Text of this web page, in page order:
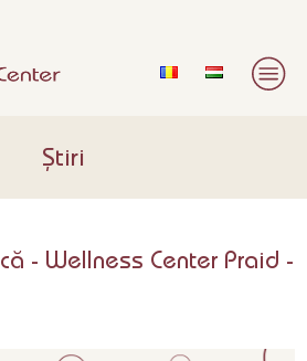
Știri
- Wellness Center Praid -